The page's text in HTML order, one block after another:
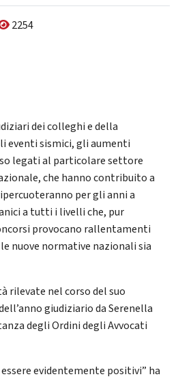
2254
dei colleghi e della
eventi sismici, gli aumenti
legati al particolare settore
che hanno contribuito a
per gli anni a
a tutti i livelli che, pur
provocano rallentamenti
nuove normative nazionali sia
rilevate nel corso del suo
giudiziario da Serenella
degli Ordini degli Avvocati
evidentemente positivi” ha